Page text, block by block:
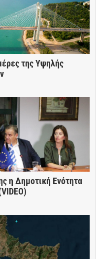
της Υψηλής
η Δημοτική Ενότητα